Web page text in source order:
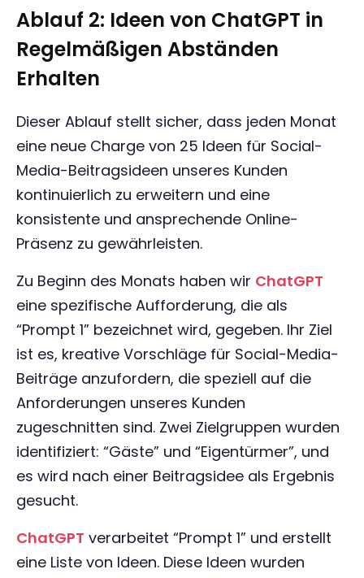
Ablauf 2: Ideen von ChatGPT in
Regelmäßigen Abständen
Erhalten
Dieser Ablauf stellt sicher, dass jeden Monat
eine neue Charge von 25 Ideen für Social-
Media-Beitragsideen unseres Kunden
kontinuierlich zu erweitern und eine
konsistente und ansprechende Online-
Präsenz zu gewährleisten.
Zu Beginn des Monats haben wir ChatGPT
eine spezifische Aufforderung, die als
“Prompt 1” bezeichnet wird, gegeben. Ihr Ziel
ist es, kreative Vorschläge für Social-Media-
Beiträge anzufordern, die speziell auf die
Anforderungen unseres Kunden
zugeschnitten sind. Zwei Zielgruppen wurden
identifiziert: “Gäste” und “Eigentürmer”, und
es wird nach einer Beitragsidee als Ergebnis
gesucht.
ChatGPT verarbeitet “Prompt 1” und erstellt
eine Liste von Ideen. Diese Ideen wurden